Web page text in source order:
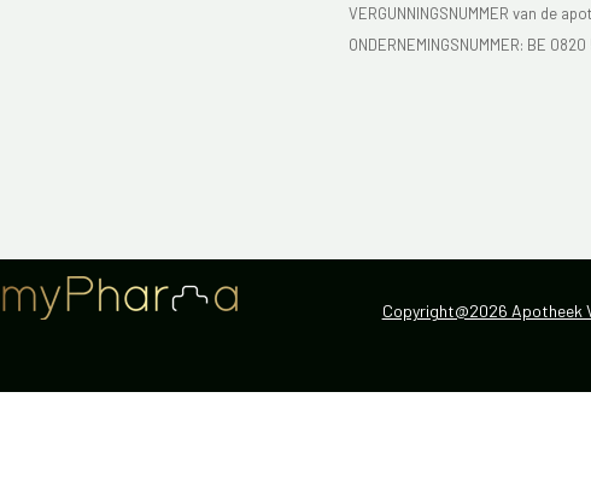
VERGUNNINGSNUMMER van de
ONDERNEMINGSNUMMER: BE 0820
Copyright@2026 Apotheek